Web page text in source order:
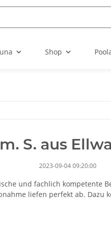
Shop
S. aus
2023-09-04 09:20:00
und fachlich kompetente
liefen perfekt ab. Dazu